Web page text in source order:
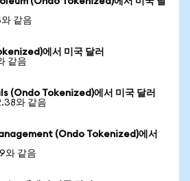
같음
에서 미국 달러
같음
(Ondo Tokenized)에서 미국 달러
와 같음
(Ondo Tokenized)에서
와 같음